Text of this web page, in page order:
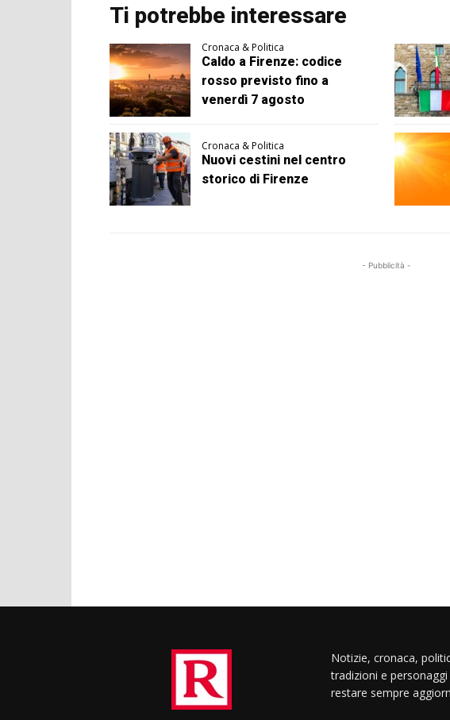
Ti potrebbe interessare
Cronaca & Politica
Caldo a Firenze: codice
rosso previsto fino a
venerdì 7 agosto
Cronaca & Politica
Nuovi cestini nel centro
storico di Firenze
- Pubblicità -
Notizie, cronaca,
tradizioni e
restare sempre